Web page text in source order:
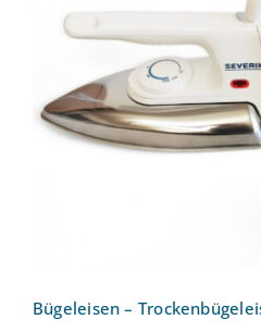
Bügeleisen –
Watt
Bügeleisen –